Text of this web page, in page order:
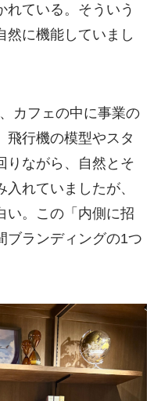
れている。そういう
然に機能していまし
カフェの中に事業の
飛行機の模型やスタ
りながら、自然とそ
れていましたが、
い。この「内側に招
ブランディングの1つ